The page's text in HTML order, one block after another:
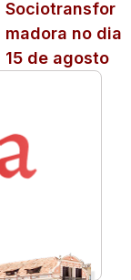
Sociotransfor
madora no dia
15 de agosto